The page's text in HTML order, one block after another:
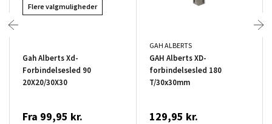
Flere valgmuligheder
Gah Alberts Xd-
Forbindelsesled 90
20X20/30X30
Fra 99,95 kr.
GAH ALBERTS
GAH Alberts XD-
forbindelsesled 180
T/30x30mm
129,95 kr.